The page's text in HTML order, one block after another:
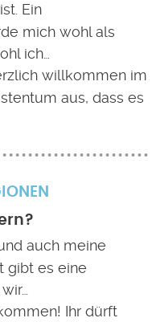
Ein
mich wohl als
ich…
willkommen im
aus, dass es
auch meine
gibt es eine
Ihr dürft